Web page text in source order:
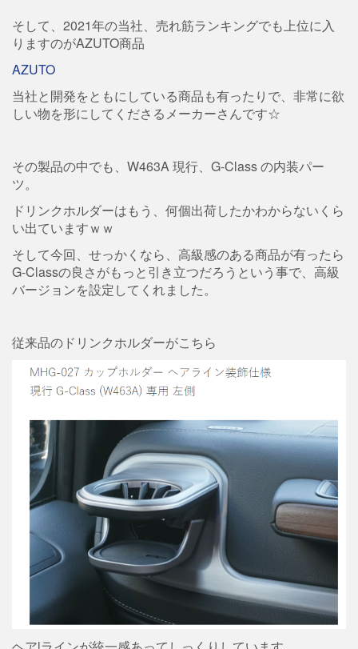
そして、2021年の当社、売れ筋ランキングでも上位に入
りますのがAZUTO商品
AZUTO
当社と開発をともにしている商品も有ったりで、非常に欲
しい物を形にしてくださるメーカーさんです☆
その製品の中でも、W463A 現行、G-Class の内装パー
ツ。
ドリンクホルダーはもう、何個出荷したかわからないくら
い出ていますｗｗ
そして今回、せっかくなら、高級感のある商品が有ったら
G-Classの良さがもっと引き立つだろうという事で、高級
バージョンを設定してくれました。
従来品のドリンクホルダーがこちら